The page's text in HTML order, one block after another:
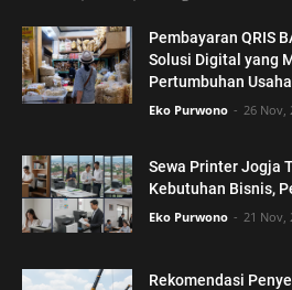
Pembayaran QRIS
Solusi Digital yang
Pertumbuhan Usaha
Eko Purwono 26 Nov,
Sewa Printer Jogja
Kebutuhan Bisnis,
Eko Purwono 21 Nov,
Rekomendasi